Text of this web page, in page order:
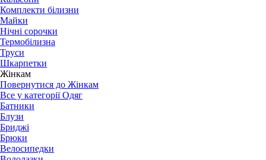
Комплекти білизни
Майки
Нічні сорочки
Термобілизна
Труси
Шкарпетки
Жінкам
Повернутися до Жінкам
Все у категорії Одяг
Батники
Блузи
Бриджі
Брюки
Велосипедки